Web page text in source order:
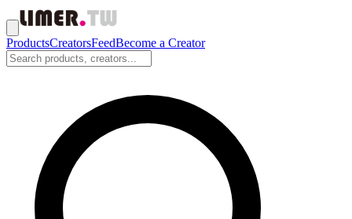
ProductsCreatorsFeedBecome a Creator